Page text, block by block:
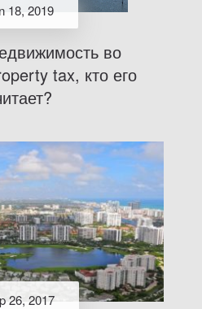
18, 2019
во
tax, кто его
26, 2017